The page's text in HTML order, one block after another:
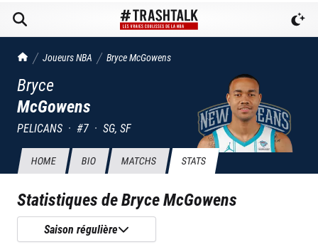
TrashTalk Actu NBA
Joueurs NBA BryceMcGowens
Bryce
McGowens
PELICANS · #7 · SG, SF
HOME BIO MATCHS STATS
Statistiques deBryce McGowens
Saison régulière